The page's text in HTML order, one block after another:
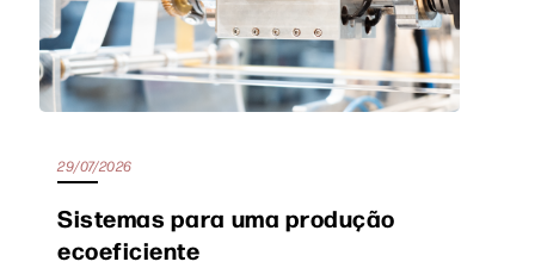
29/07/2026
Sistemas para uma produção
ecoeficiente